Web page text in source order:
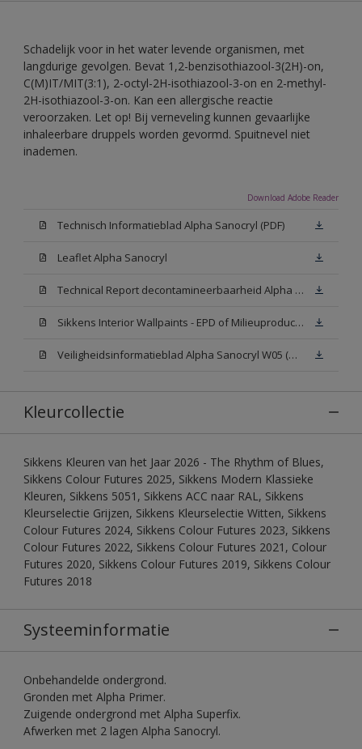
Schadelijk voor in het water levende organismen, met
langdurige gevolgen. Bevat 1,2-benzisothiazool-3(2H)-on,
C(M)IT/MIT(3:1), 2-octyl-2H-isothiazool-3-on en 2-methyl-
2H-isothiazool-3-on. Kan een allergische reactie
veroorzaken. Let op! Bij verneveling kunnen gevaarlijke
inhaleerbare druppels worden gevormd. Spuitnevel niet
inademen.
Download Adobe Reader
Technisch Informatieblad Alpha Sanocryl (PDF)
Leaflet Alpha Sanocryl
Technical Report decontamineerbaarheid Alpha Sanocryl
Sikkens Interior Wallpaints - EPD of Milieuproductverklaring
Veiligheidsinformatieblad Alpha Sanocryl W05 (MSDS)
Kleurcollectie
Sikkens Kleuren van het Jaar 2026 - The Rhythm of Blues,
Sikkens Colour Futures 2025, Sikkens Modern Klassieke
Kleuren, Sikkens 5051, Sikkens ACC naar RAL, Sikkens
Kleurselectie Grijzen, Sikkens Kleurselectie Witten, Sikkens
Colour Futures 2024, Sikkens Colour Futures 2023, Sikkens
Colour Futures 2022, Sikkens Colour Futures 2021, Colour
Futures 2020, Sikkens Colour Futures 2019, Sikkens Colour
Futures 2018
Systeeminformatie
Onbehandelde ondergrond.
Gronden met Alpha Primer.
Zuigende ondergrond met Alpha Superfix.
Afwerken met 2 lagen Alpha Sanocryl.